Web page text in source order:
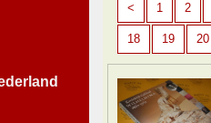
< 1 2
18 19 20